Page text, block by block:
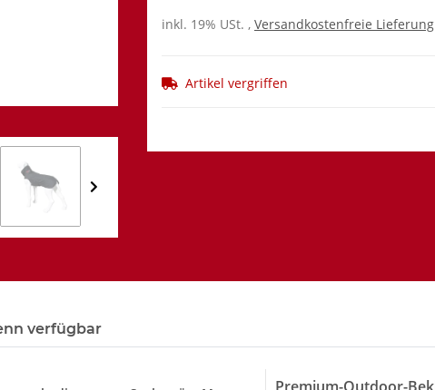
inkl. 19% USt. , Versandkostenfreie Lieferung
Artikel vergriffen
verfügbar